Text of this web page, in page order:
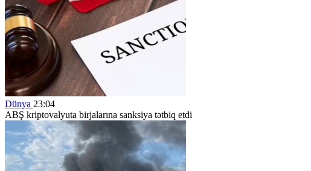
Dünya 23:04
ABŞ kriptovalyuta birjalarına sanksiya tətbiq etdi